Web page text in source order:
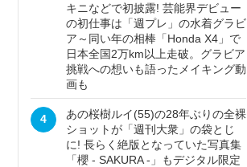
キニなどで初披露! 芸能界デビュー
の初仕事は「週プレ」の水着グラビ
ア～同い年の相棒「Honda X4」で
日本全国2万km以上走破。グラビア
挑戦への想いも語ったメイキング動
画も
4
あの桜樹ルイ(55)の28年ぶりの全裸
ショットが「週刊大衆」の袋とじ
に! 長らく絶版となっていた写真集
「櫻 - SAKURA -」もデジタル限定